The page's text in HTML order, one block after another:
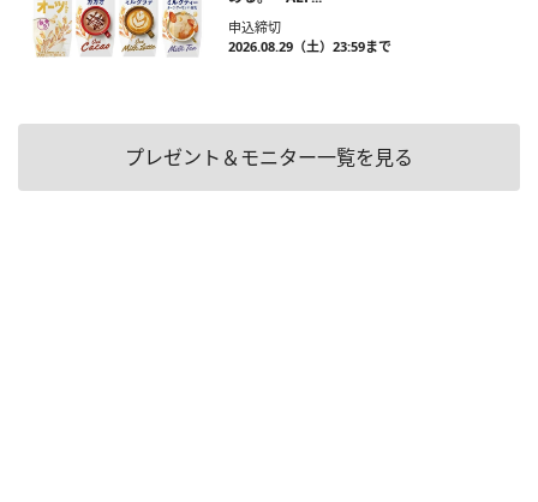
申込締切
2026.08.29（土）23:59まで
プレゼント＆モニター一覧を見る